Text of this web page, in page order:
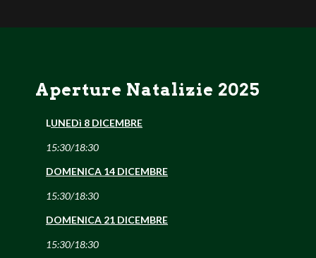
Aperture Natalizie 2025
LUNEDì 8 DICEMBRE
15:30/18:30
DOMENICA 14 DICEMBRE
15:30/18:30
DOMENICA 21 DICEMBRE
15:30/18:30